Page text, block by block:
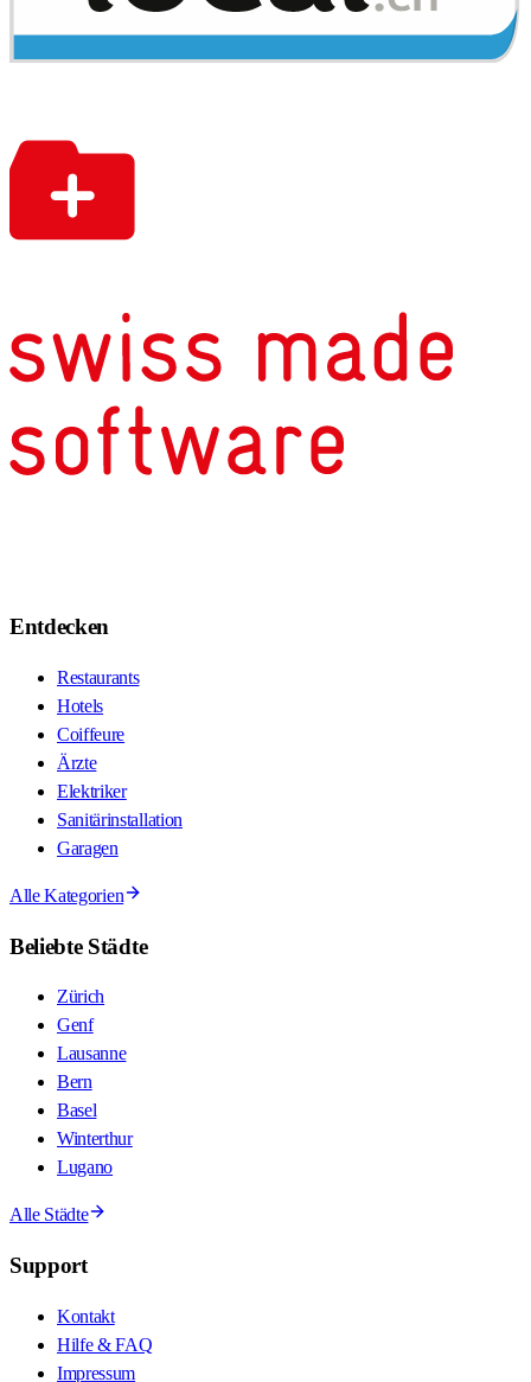
Entdecken
Restaurants
Hotels
Coiffeure
Ärzte
Elektriker
Sanitärinstallation
Garagen
Alle Kategorien
Beliebte Städte
Zürich
Genf
Lausanne
Bern
Basel
Winterthur
Lugano
Alle Städte
Support
Kontakt
Hilfe & FAQ
Impressum